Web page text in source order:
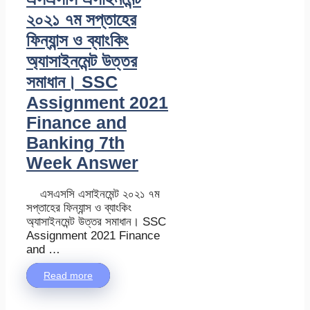
২০২১ ৭ম সপ্তাহের
ফিন্যান্স ও ব্যাংকিং
অ্যাসাইনমেন্ট উত্তর
সমাধান। SSC
Assignment 2021
Finance and
Banking 7th
Week Answer
এসএসসি এসাইনমেন্ট ২০২১ ৭ম
সপ্তাহের ফিন্যান্স ও ব্যাংকিং
অ্যাসাইনমেন্ট উত্তর সমাধান। SSC
Assignment 2021 Finance
and …
Read more